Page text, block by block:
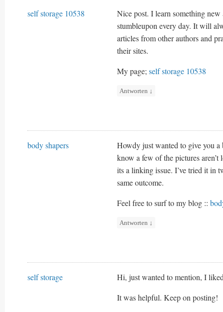
self storage 10538
Nice post. I learn something
stumbleupon every day. It will
articles from other authors and
their sites.
My page;self storage 10538
Antworten ↓
body shapers
Howdy just wanted to give you a
know a few of the pictures
its a linking issue. I’ve tried it in
same outcome.
Feel free to surf to my blog ::
Antworten ↓
self storage
Hi, just wanted to mention, I
It was helpful. Keep on posting!